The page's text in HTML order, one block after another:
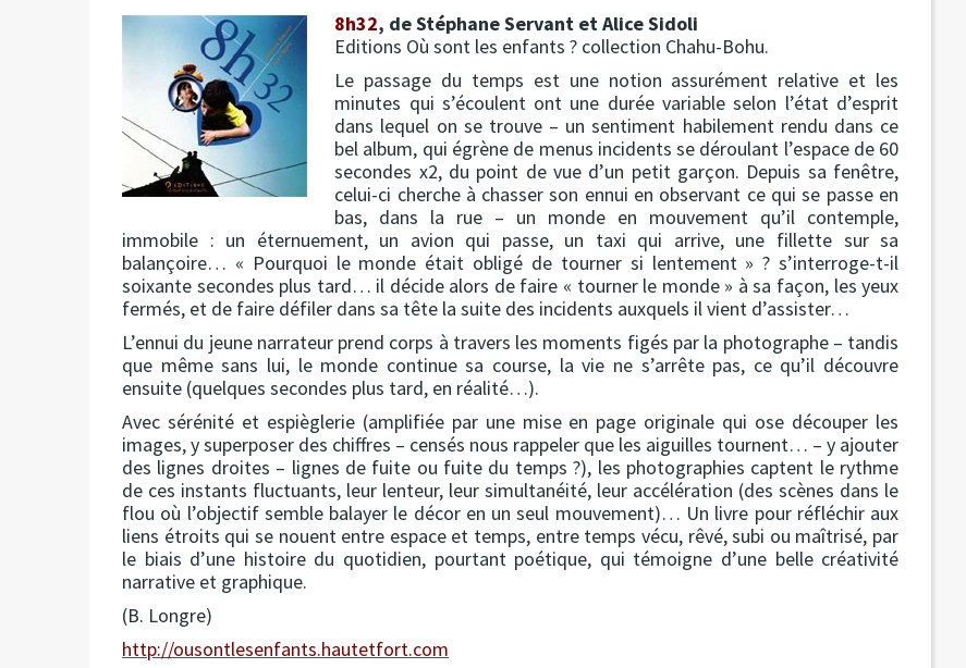
8h32, de Stéphane Servant et Alice Sidoli
Editions Où sont les enfants ? collection Chahu-Bohu.
Le passage du temps est une notion assurément relative et les
minutes qui s’écoulent ont une durée variable selon l’état d’esprit
dans lequel on se trouve – un sentiment habilement rendu dans ce
bel album, qui égrène de menus incidents se déroulant l’espace de 60
secondes x2, du point de vue d’un petit garçon. Depuis sa fenêtre,
celui-ci cherche à chasser son ennui en observant ce qui se passe en
bas, dans la rue – un monde en mouvement qu’il contemple,
immobile : un éternuement, un avion qui passe, un taxi qui arrive, une fillette sur sa
balançoire… « Pourquoi le monde était obligé de tourner si lentement » ? s’interroge-t-il
soixante secondes plus tard… il décide alors de faire « tourner le monde » à sa façon, les yeux
fermés, et de faire défiler dans sa tête la suite des incidents auxquels il vient d’assister…
L’ennui du jeune narrateur prend corps à travers les moments figés par la photographe – tandis
que même sans lui, le monde continue sa course, la vie ne s’arrête pas, ce qu’il découvre
ensuite (quelques secondes plus tard, en réalité…).
Avec sérénité et espièglerie (amplifiée par une mise en page originale qui ose découper les
images, y superposer des chiffres – censés nous rappeler que les aiguilles tournent… – y ajouter
des lignes droites – lignes de fuite ou fuite du temps ?), les photographies captent le rythme
de ces instants fluctuants, leur lenteur, leur simultanéité, leur accélération (des scènes dans le
flou où l’objectif semble balayer le décor en un seul mouvement)… Un livre pour réfléchir aux
liens étroits qui se nouent entre espace et temps, entre temps vécu, rêvé, subi ou maîtrisé, par
le biais d’une histoire du quotidien, pourtant poétique, qui témoigne d’une belle créativité
narrative et graphique.
(B. Longre)
http://ousontlesenfants.hautetfort.com